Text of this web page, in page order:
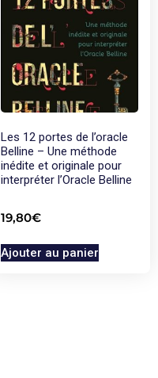
Les 12 portes de l’oracle
Belline – Une méthode
inédite et originale pour
interpréter l’Oracle Belline
19,80€
Ajouter au panier